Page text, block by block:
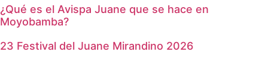
¿Qué es el Avispa Juane que se hace en
Moyobamba?
23 Festival del Juane Mirandino 2026